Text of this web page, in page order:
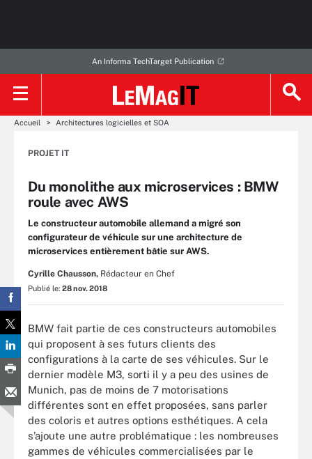
An Informa TechTarget Publication
Accueil Architectures logicielles et SOA
PROJET IT
Du monolithe aux microservices : BMW
roule avec AWS
Le constructeur automobile allemand a migré son
configurateur de véhicule sur une architecture de
microservices entièrement bâtie sur AWS.
Cyrille Chausson, Rédacteur en Chef
Publié le: 28 nov. 2018
BMW fait partie de ces constructeurs automobiles
qui proposent à ses futurs clients des
configurations à la carte de ses véhicules. Sur le
dernier modèle M3, sorti il y a peu des usines de
Munich, pas de moins de 7 motorisations
différentes sont en effet proposées, sans parler
des coloris et autres options esthétiques. A cela
s’ajoute une autre problématique : les nombreuses
gammes de véhicules commercialisées par le